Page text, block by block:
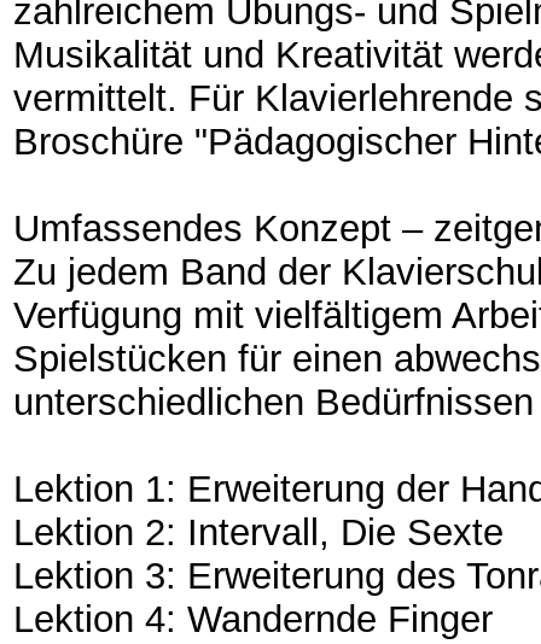
zahlreichem Übungs- und
Musikalität und Kreativität
vermittelt. Für Klavierlehrende
Broschüre "Pädagogischer
Umfassendes Konzept –
Zu jedem Band der
Verfügung mit vielfältigem
Spielstücken für einen
unterschiedlichen
Lektion 1: Erweiterung der
Lektion 2: Intervall, Die Sexte
Lektion 3: Erweiterung des
Lektion 4: Wandernde Finger